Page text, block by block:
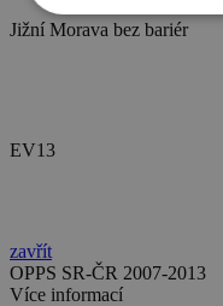
Jižní Morava bez bariér
EV13
zavřít
OPPS SR-ČR 2007-2013
Více informací